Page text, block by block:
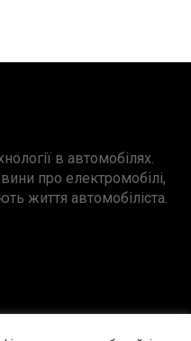
в автомобілях.
про електромобілі,
життя автомобіліста.